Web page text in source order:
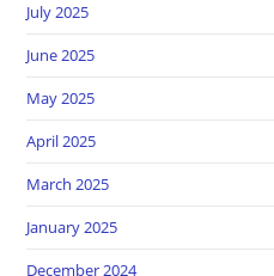
July 2025
June 2025
May 2025
April 2025
March 2025
January 2025
December 2024